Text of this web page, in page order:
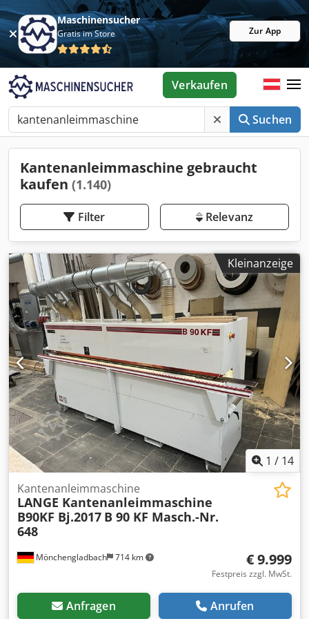
Maschinensucher
Gratis im Store Zur App
Suchen
Verkaufen
Kantenanleimmaschine gebraucht
kaufen (1.140)
Filter Relevanz
Kleinanzeige
1 / 14
Mönchengladbach 714 km
Kantenanleimmaschine
LANGE Kantenanleimmaschine
B90KF Bj.2017 B 90 KF Masch.-Nr.
648
€ 9.999
Festpreis zzgl. MwSt.
Anfragen Anrufen